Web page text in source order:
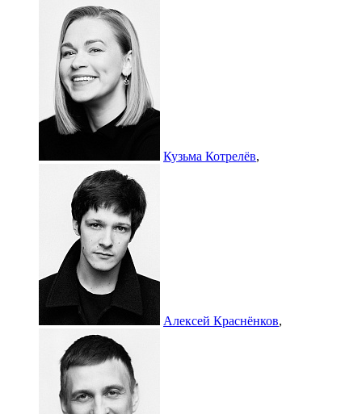
Кузьма Котрелёв,
Алексей Краснёнков,